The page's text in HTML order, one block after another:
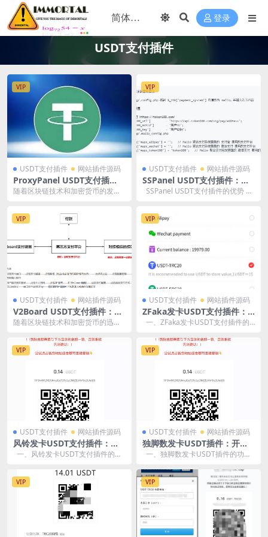
登录
USDT支付插件
VIP
USDT支付插件 网站插件源码
ProxyPanel USDT支付插
件：创新支付，引领未来
随着区块链技术和加密货币的发
VIP
USDT支付插件 网站插件源码
SSPanel USDT支付插件：开
启便捷支付新时代
SSPanel USDT支付插件的优势 1.
VIP
USDT支付插件 网站插件源码
V2Board USDT支付插件：便
捷与安全的完美结合
随着区块链技术和加密货币的迅猛
受加密货币作为支付方...
VIP
USDT支付插件 网站插件源码
ZFaka发卡USDT支付插件：
开启高效便捷的数字货币支付
一、ZFaka发卡USDT支付插件的
VIP
USDT支付插件 网站插件源码
风铃发卡USDT支付插件：开
启高效便捷的数字货币支付新
一、风铃发卡USDT支付插件的功
VIP
USDT支付插件 网站插件源码
独脚数发卡USDT插件：开启
高效便捷的数字货币支付新时
一、独脚数发卡USDT插件的功能
VIP VIP